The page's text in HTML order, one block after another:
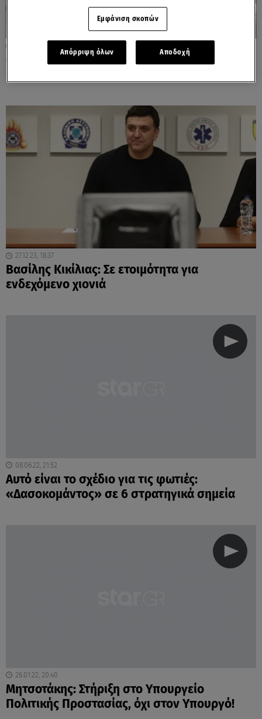
«Μπούκαραν» στο υπουργείο Κλιματικής
27.12.23, 18:37
Βασίλης Κικίλιας: Σε ετοιμότητα για
ενδεχόμενο χιονιά
08.06.22, 21:52
Αυτό είναι το σχέδιο για τις φωτιές:
«Δασοκομάντος» σε 6 στρατηγικά σημεία
26.01.22, 20:40
Μητσοτάκης: Στήριξη στο Υπουργείο
Πολιτικής Προστασίας, όχι στον Υπουργό!
Εμφάνιση σκοπών
Απόρριψη όλων Αποδοχή